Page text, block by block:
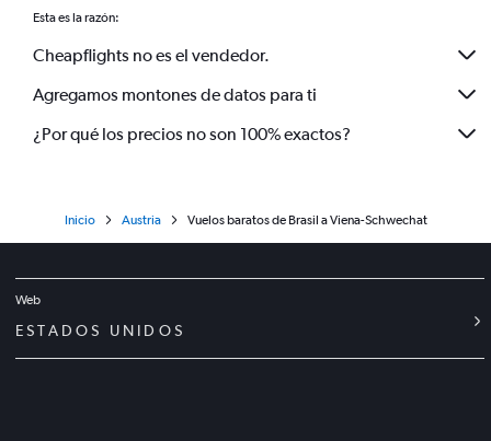
Esta es la razón:
Cheapflights no es el vendedor.
Agregamos montones de datos para ti
¿Por qué los precios no son 100% exactos?
Inicio Austria Vuelos baratos de Brasil a Viena-Schwechat
Web
ESTADOS UNIDOS